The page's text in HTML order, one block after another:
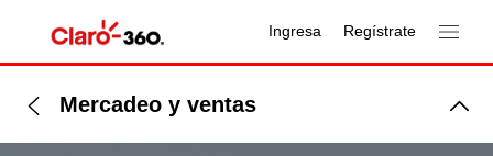
Ingresa Regístrate
Mercadeo y ventas